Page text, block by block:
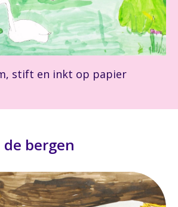
stift en inkt op papier
bergen